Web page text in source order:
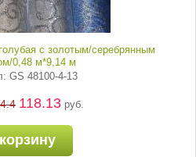
с золотым/серебрянным
0,48 м*9,14 м
GS 48100-4-13
118.13 руб.